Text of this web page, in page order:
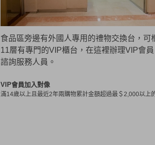
食品區旁邊有外國人專用的禮物交換台，
11層有專門的VIP櫃台，在這裡辦理VIP會
諮詢服務人員。
VIP會員加入對像
滿14歲以上且最近2年兩購物累計金額超過最＄2,000以上